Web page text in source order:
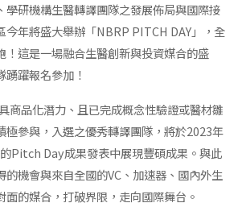
學研機構生醫轉譯團隊之發展佈局與國際接
今年將盛大舉辦「NBRP PITCH DAY」，全
！這是一場融合生醫創新與投資媒合的盛
躍報名參加！
商品化潛力、且已完成概念性驗證或醫材雛
極參與，入選之優秀轉譯團隊，將於2023年
Pitch Day成果發表中展現豐碩成果。與此
的機會與來自全國的VC、加速器、國內外生
面的媒合，打破界限，走向國際舞台。